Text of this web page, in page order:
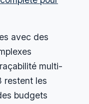
avec des
multi-
restent les
budgets